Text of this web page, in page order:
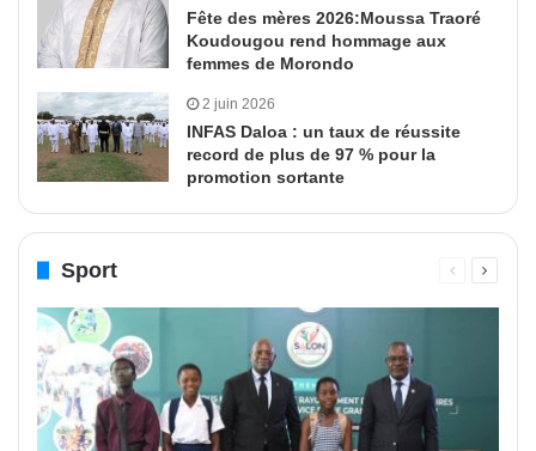
Fête des mères 2026:Moussa Traoré
Koudougou rend hommage aux
femmes de Morondo
2 juin 2026
INFAS Daloa : un taux de réussite
record de plus de 97 % pour la
promotion sortante
Sport
PagePage